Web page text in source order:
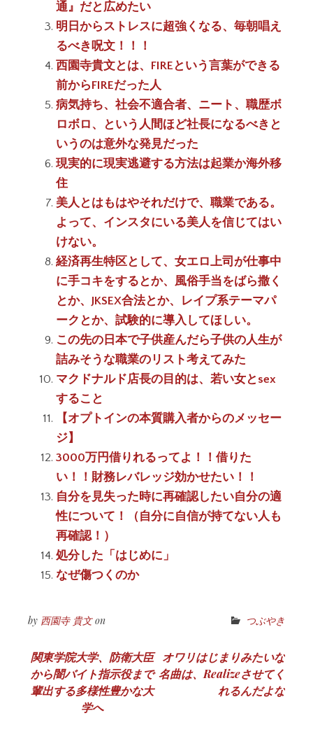
通』だと広めたい
明日からストレスに超強くなる、毎朝唱え
るべき呪文！！！
西園寺貴文とは、FIREという言葉ができる
前からFIREだった人
病気持ち、社会不適合者、ニート、職歴ボ
ロボロ、という人間ほど社長になるべきと
いうのは意外な発見だった
現実的に現実逃避する方法は起業か海外移
住
美人とはもはやそれだけで、職業である。
よって、インスタにいる美人を信じてはい
けない。
経済再生特区として、女エロ上司が仕事中
に手コキをするとか、風俗手当をばら撒く
とか、JKSEX合法とか、レイプ系テーマパ
ークとか、試験的に導入してほしい。
この先の日本で子供産んだら子供の人生が
詰みそうな職業のリスト考えてみた
マクドナルド店長の目的は、若い女とsex
すること
【オプトインの本質購入者からのメッセー
ジ】
3000万円借りれるってよ！！借りた
い！！財務レバレッジ効かせたい！！
自分を見失った時に再確認したい自分の適
性について！（自分に自信が持てない人も
再確認！）
処分した「はじめに」
なぜ傷つくのか
by 西園寺 貴文on つぶやき
投
稿
関東学院大学、防衛大臣
から闇バイト指示役まで
輩出する多様性豊かな大
学へ
オワリはじまりみたいな
名曲は、Realizeさせてく
れるんだよな